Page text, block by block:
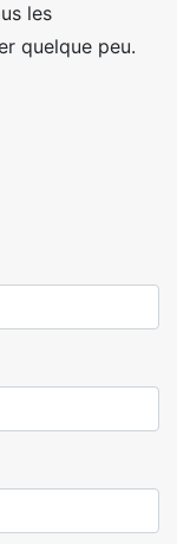
les
quelque peu.